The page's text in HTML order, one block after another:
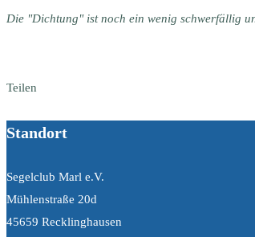
Die "Dichtung" ist noch ein wenig schwerfällig
Teilen
Standort
Segelclub Marl e.V.
Mühlenstraße 20d
45659 Recklinghausen